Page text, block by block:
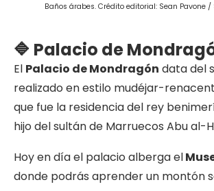
Baños árabes. Crédito editorial: Sean Pavone
🔷 Palacio de
El Palacio de Mondragón data del
realizado en estilo mudéjar-
que fue la residencia del rey
hijo del sultán de Marruecos Abu al-
Hoy en día el palacio alberga el
donde podrás aprender un montón